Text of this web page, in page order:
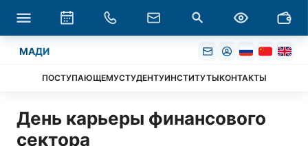
МАДИ
ПОСТУПАЮЩЕМУСТУДЕНТУИНСТИТУТЫКОНТАКТЫ
День карьеры финансового
сектора